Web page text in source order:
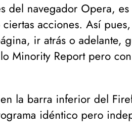
del navegador Opera,
acciones. Así
ir atrás o adelante,
Minority Report pero
la barra inferior del
idéntico pero